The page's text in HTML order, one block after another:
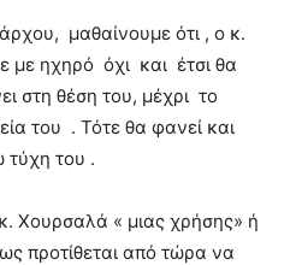
μαθαίνουμε ότι , ο κ.
με ηχηρό όχι και έτσι θα
στη θέση του, μέχρι το
του . Τότε θα φανεί και
τύχη του .
Χουρσαλά « μιας χρήσης» ή
προτίθεται από τώρα να